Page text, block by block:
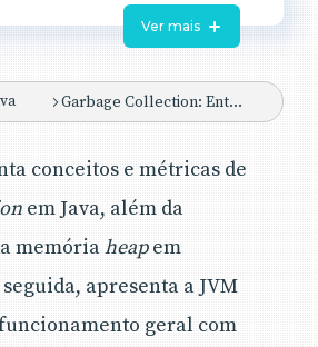
de um processo de
mal configurado não
certamente farão a
de produção, e é
indesejado do
quando submetido a
e grandes
dados.
Ver mais
Garbage Collection: Entendendo e otimizando - Parte 1
conceitos e métricas de
em Java, além da
memóriaheapem
seguida, apresenta a JVM
geral com